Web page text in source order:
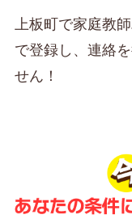
上板町で家庭教
で登録し、連絡
せん！